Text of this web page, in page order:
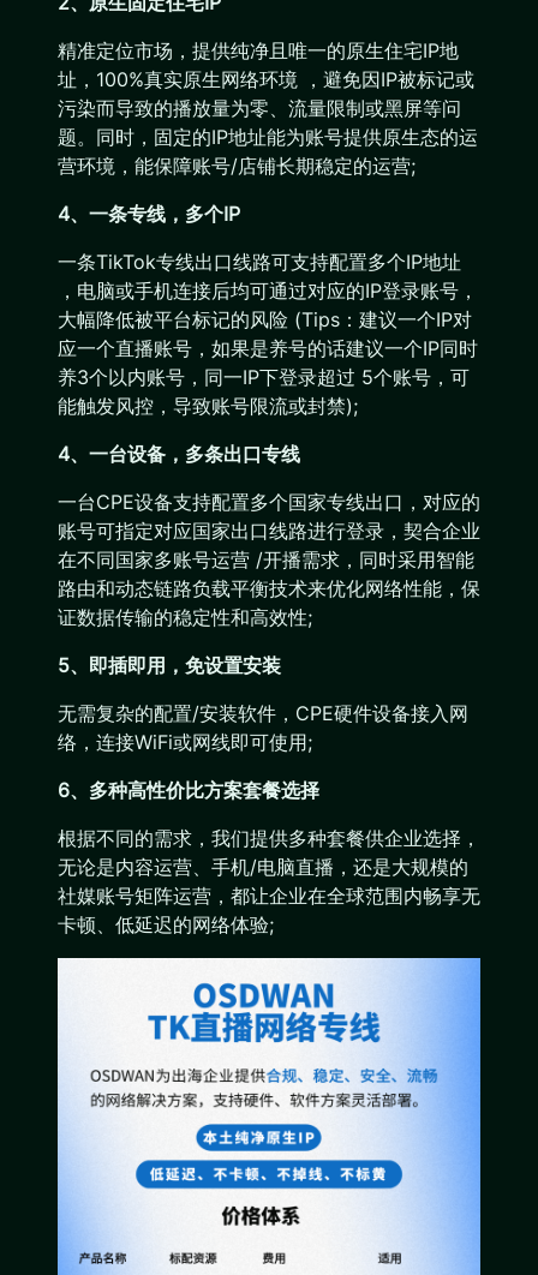
精准定位市场，提供纯净且唯一的原生住宅IP地
址，100%真实原生网络环境 ，避免因IP被标记或
污染而导致的播放量为零、流量限制或黑屏等问
题。同时，固定的IP地址能为账号提供原生态的运
营环境，能保障账号/店铺长期稳定的运营;
4、一条专线，多个IP
一条TikTok专线出口线路可支持配置多个IP地址
，电脑或手机连接后均可通过对应的IP登录账号，
大幅降低被平台标记的风险 (Tips：建议一个IP对
应一个直播账号，如果是养号的话建议一个IP同时
养3个以内账号，同一IP下登录超过 5个账号，可
能触发风控，导致账号限流或封禁);
4、一台设备，多条出口专线
一台CPE设备支持配置多个国家专线出口，对应的
账号可指定对应国家出口线路进行登录，契合企业
在不同国家多账号运营 /开播需求，同时采用智能
路由和动态链路负载平衡技术来优化网络性能，保
证数据传输的稳定性和高效性;
5、即插即用，免设置安装
无需复杂的配置/安装软件，CPE硬件设备接入网
络，连接WiFi或网线即可使用;
6、多种高性价比方案套餐选择
根据不同的需求，我们提供多种套餐供企业选择，
无论是内容运营、手机/电脑直播，还是大规模的
社媒账号矩阵运营，都让企业在全球范围内畅享无
卡顿、低延迟的网络体验;